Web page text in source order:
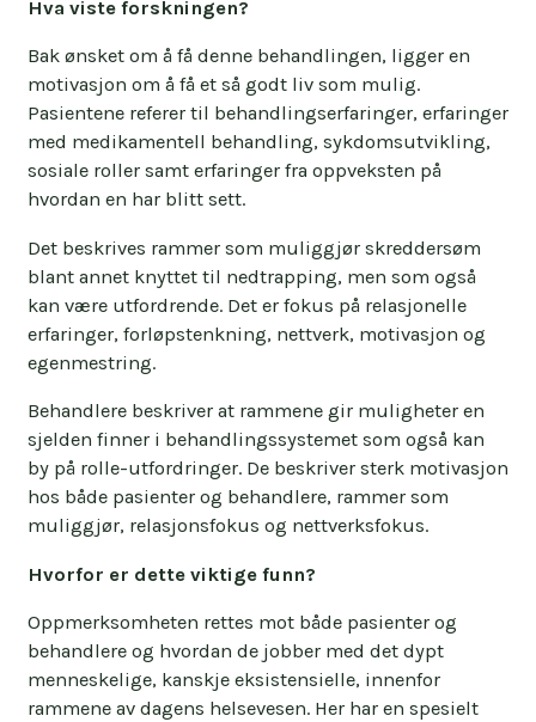
Hva viste forskningen?
Bak ønsket om å få denne behandlingen, ligger en
motivasjon om å få et så godt liv som mulig.
Pasientene referer til behandlingserfaringer, erfaringer
med medikamentell behandling, sykdomsutvikling,
sosiale roller samt erfaringer fra oppveksten på
hvordan en har blitt sett.
Det beskrives rammer som muliggjør skreddersøm
blant annet knyttet til nedtrapping, men som også
kan være utfordrende. Det er fokus på relasjonelle
erfaringer, forløpstenkning, nettverk, motivasjon og
egenmestring.
Behandlere beskriver at rammene gir muligheter en
sjelden finner i behandlingssystemet som også kan
by på rolle-utfordringer. De beskriver sterk motivasjon
hos både pasienter og behandlere, rammer som
muliggjør, relasjonsfokus og nettverksfokus.
Hvorfor er dette viktige funn?
Oppmerksomheten rettes mot både pasienter og
behandlere og hvordan de jobber med det dypt
menneskelige, kanskje eksistensielle, innenfor
rammene av dagens helsevesen. Her har en spesielt